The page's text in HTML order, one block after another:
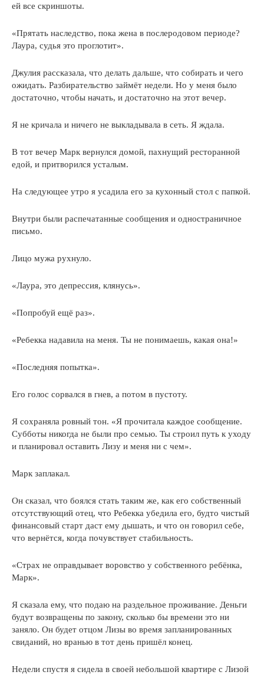
ей все скриншоты.
«Прятать наследство, пока жена в послеродовом периоде?
Лаура, судья это проглотит».
Джулия рассказала, что делать дальше, что собирать и чего
ожидать. Разбирательство займёт недели. Но у меня было
достаточно, чтобы начать, и достаточно на этот вечер.
Я не кричала и ничего не выкладывала в сеть. Я ждала.
В тот вечер Марк вернулся домой, пахнущий ресторанной
едой, и притворился усталым.
На следующее утро я усадила его за кухонный стол с папкой.
Внутри были распечатанные сообщения и одностраничное
письмо.
Лицо мужа рухнуло.
«Лаура, это депрессия, клянусь».
«Попробуй ещё раз».
«Ребекка надавила на меня. Ты не понимаешь, какая она!»
«Последняя попытка».
Его голос сорвался в гнев, а потом в пустоту.
Я сохраняла ровный тон. «Я прочитала каждое сообщение.
Субботы никогда не были про семью. Ты строил путь к уходу
и планировал оставить Лизу и меня ни с чем».
Марк заплакал.
Он сказал, что боялся стать таким же, как его собственный
отсутствующий отец, что Ребекка убедила его, будто чистый
финансовый старт даст ему дышать, и что он говорил себе,
что вернётся, когда почувствует стабильность.
«Страх не оправдывает воровство у собственного ребёнка,
Марк».
Я сказала ему, что подаю на раздельное проживание. Деньги
будут возвращены по закону, сколько бы времени это ни
заняло. Он будет отцом Лизы во время запланированных
свиданий, но вранью в тот день пришёл конец.
Недели спустя я сидела в своей небольшой квартире с Лизой